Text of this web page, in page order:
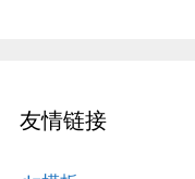
友情链接